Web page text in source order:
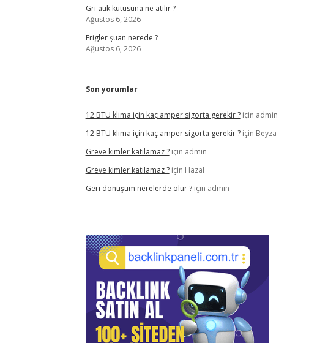
Gri atık kutusuna ne atılır ?
Ağustos 6, 2026
Frigler şuan nerede ?
Ağustos 6, 2026
Son yorumlar
12 BTU klima için kaç amper sigorta gerekir ?için admin
12 BTU klima için kaç amper sigorta gerekir ?için Beyza
Greve kimler katılamaz ?için admin
Greve kimler katılamaz ?için Hazal
Geri dönüşüm nerelerde olur ?için admin